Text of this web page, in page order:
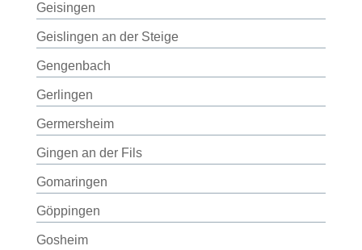
Geisingen
Geislingen an der Steige
Gengenbach
Gerlingen
Germersheim
Gingen an der Fils
Gomaringen
Göppingen
Gosheim